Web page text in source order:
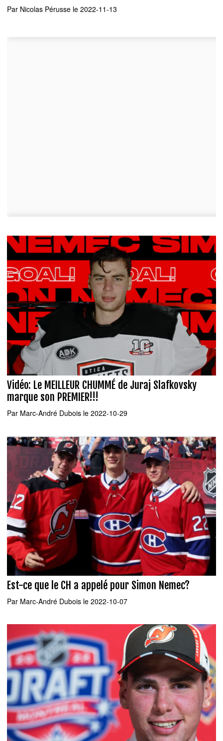
Par Nicolas Pérusse le 2022-11-13
Vidéo: Le MEILLEUR CHUMMÉ de Juraj Slafkovsky
marque son PREMIER!!!
Par Marc-André Dubois le 2022-10-29
Est-ce que le CH a appelé pour Simon Nemec?
Par Marc-André Dubois le 2022-10-07